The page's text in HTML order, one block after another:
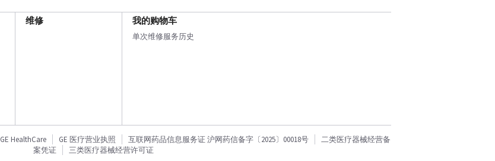
维修 我的购物车
单次维修服务历史
GE HealthCare GE 医疗营业执照 互联网药品信息服务证 沪网药信备字〔2025〕00018号
二类医疗器械经营备
案凭证
三类医疗器械经营许可证